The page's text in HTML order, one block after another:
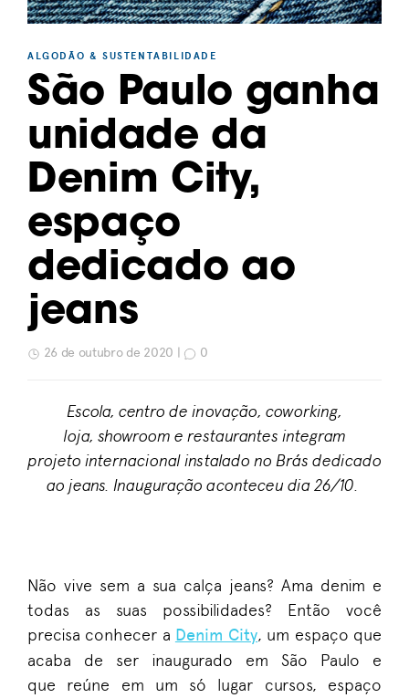
ALGODÃO & SUSTENTABILIDADE
São Paulo ganha
unidade da
Denim City,
espaço
dedicado ao
jeans
26 de outubro de 2020 | 0
Escola, centro de inovação, coworking,
loja, showroom e restaurantes integram
projeto internacional instalado no Brás dedicado
ao jeans. Inauguração aconteceu dia 26/10.
Não vive sem a sua calça jeans? Ama denim e
todas as suas possibilidades? Então você
precisa conhecer a Denim City, um espaço que
acaba de ser inaugurado em São Paulo e
que reúne em um só lugar cursos, espaço